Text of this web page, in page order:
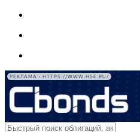
РЕКЛАМА • HTTPS://WWW.HSE.RU/